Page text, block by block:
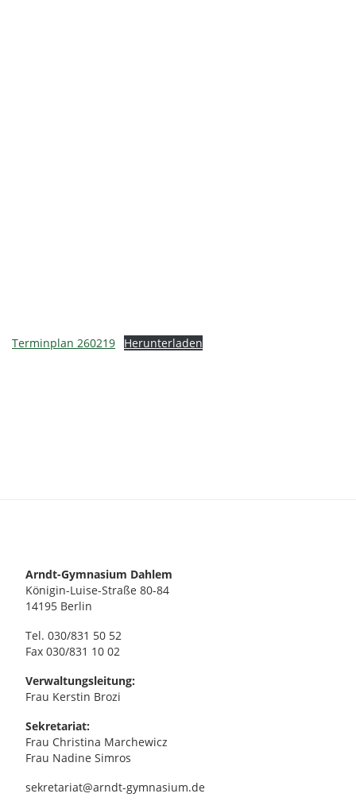
Terminplan 260219 Herunterladen
Arndt-Gymnasium Dahlem
Königin-Luise-Straße 80-84
14195 Berlin
Tel. 030/831 50 52
Fax 030/831 10 02
Verwaltungsleitung:
Frau Kerstin Brozi
Sekretariat:
Frau Christina Marchewicz
Frau Nadine Simros
sekretariat@arndt-gymnasium.de